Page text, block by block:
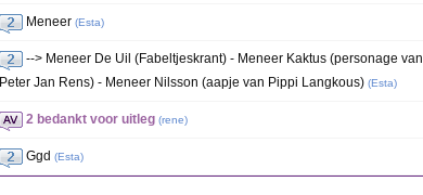
Meneer (Esta)
--> Meneer De Uil (Fabeltjeskrant) - Meneer Kaktus (personage van
Peter Jan Rens) - Meneer Nilsson (aapje van Pippi Langkous) (Esta)
2 bedankt voor uitleg (rene)
Ggd (Esta)